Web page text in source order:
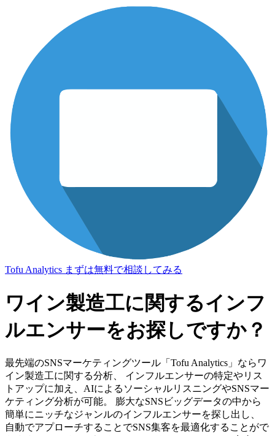
Tofu Analytics まずは無料で相談してみる
ワイン製造工に関するインフ
ルエンサーをお探しですか？
最先端のSNSマーケティングツール「Tofu Analytics」ならワ
イン製造工に関する分析、 インフルエンサーの特定やリス
トアップに加え、AIによるソーシャルリスニングやSNSマー
ケティング分析が可能。 膨大なSNSビッグデータの中から
簡単にニッチなジャンルのインフルエンサーを探し出し、
自動でアプローチすることでSNS集客を最適化することがで